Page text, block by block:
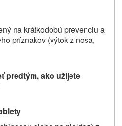
na krátkodobú prevenciu a
príznakov (výtok z nosa,
predtým, ako užijete